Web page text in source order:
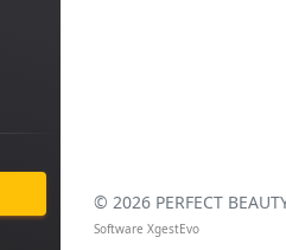
© 2026 PERFECT
Software XgestEvo